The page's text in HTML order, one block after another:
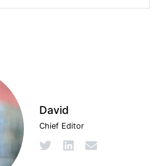
David
Chief Editor